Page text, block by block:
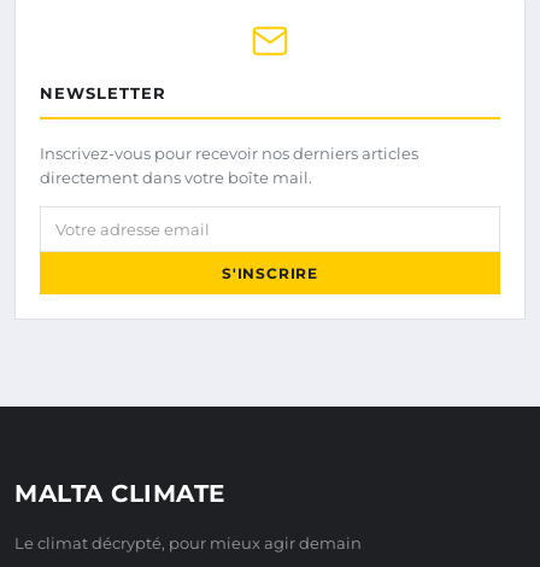
NEWSLETTER
Inscrivez-vous pour recevoir nos derniers articles
directement dans votre boîte mail.
Votre adresse email
S'INSCRIRE
MALTA CLIMATE
Le climat décrypté, pour mieux agir demain